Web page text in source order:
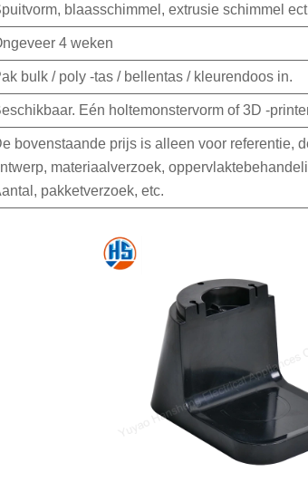
blaasschimmel, extrusie schimmel
4 weken
bulk / poly -tas / bellentas / kleurendoos in.
Eén holtemonstervorm of 3D -
bovenstaande prijs is alleen voor referentie,
materiaalverzoek,
pakketverzoek, etc.